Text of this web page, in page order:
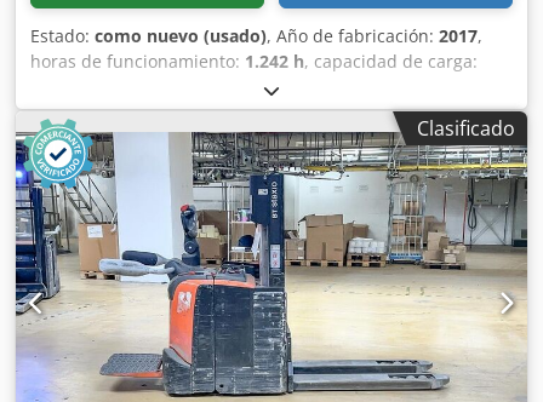
Estado: como nuevo (usado), Año de fabricación: 2017,
horas de funcionamiento: 1.242 h, capacidad de carga:
, altura de elevación:2.150 mm
combustible:eléctrico, tipo de mástil:dúplex, altura de
construcción:1.750 mm, Fabricante + modelo: BT SWE 200
* EX * Pyroban 2G / Zona 1 Mástil: 2W2150 ID: 24110.7680
Categoría: Demo Mástil: 2W2150 Dcjdpjzr Rh Hjfx Anmsk
Altura replegada: 1750 mm Altura de elevación: 2150 mm
Capacidad: 2000 kg Año: 2017 Horas: 1242 horas Batería:
NUEVA * 24V / 255Ah * Año 11/2024 Opciones: * EX * Atex -
Pyroban !!!! Sistema = Ex-Tec 2G Grupo de gas = IIB Tipo =
2G (permitido en ZONA 1 y 2) Clase de temperatura = T3
FEM 2 portahorquillas – horquillas ajustables
Clasificado